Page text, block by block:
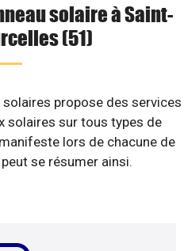
solaire à Saint-
(51)
propose des services
solaires sur tous types de
lors de chacune de
se résumer ainsi.